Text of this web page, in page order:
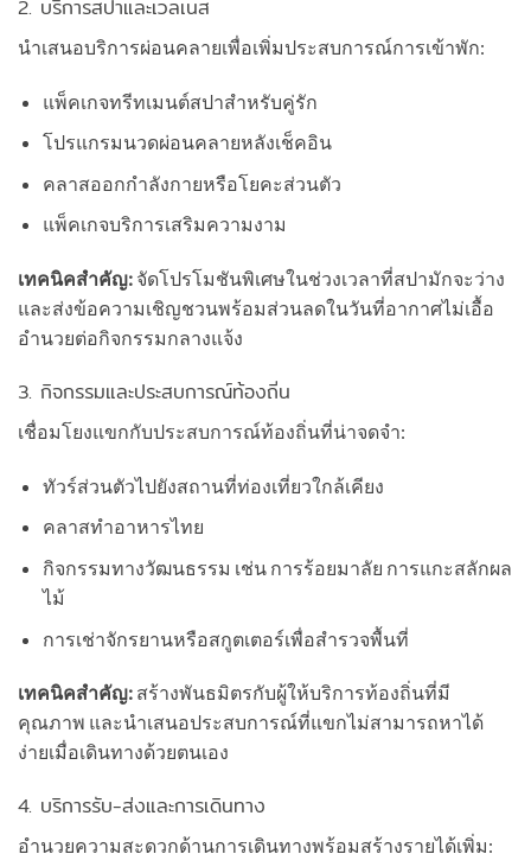
2. บริการสปาและเวลเนส
นำเสนอบริการผ่อนคลายเพื่อเพิ่มประสบการณ์การเข้าพัก:
แพ็คเกจทรีทเมนต์สปาสำหรับคู่รัก
โปรแกรมนวดผ่อนคลายหลังเช็คอิน
คลาสออกกำลังกายหรือโยคะส่วนตัว
แพ็คเกจบริการเสริมความงาม
เทคนิคสำคัญ: จัดโปรโมชันพิเศษในช่วงเวลาที่สปามักจะว่าง
และส่งข้อความเชิญชวนพร้อมส่วนลดในวันที่อากาศไม่เอื้อ
อำนวยต่อกิจกรรมกลางแจ้ง
3. กิจกรรมและประสบการณ์ท้องถิ่น
เชื่อมโยงแขกกับประสบการณ์ท้องถิ่นที่น่าจดจำ:
ทัวร์ส่วนตัวไปยังสถานที่ท่องเที่ยวใกล้เคียง
คลาสทำอาหารไทย
กิจกรรมทางวัฒนธรรม เช่น การร้อยมาลัย การแกะสลักผล
ไม้
การเช่าจักรยานหรือสกูตเตอร์เพื่อสำรวจพื้นที่
เทคนิคสำคัญ: สร้างพันธมิตรกับผู้ให้บริการท้องถิ่นที่มี
คุณภาพ และนำเสนอประสบการณ์ที่แขกไม่สามารถหาได้
ง่ายเมื่อเดินทางด้วยตนเอง
4. บริการรับ-ส่งและการเดินทาง
อำนวยความสะดวกด้านการเดินทางพร้อมสร้างรายได้เพิ่ม: